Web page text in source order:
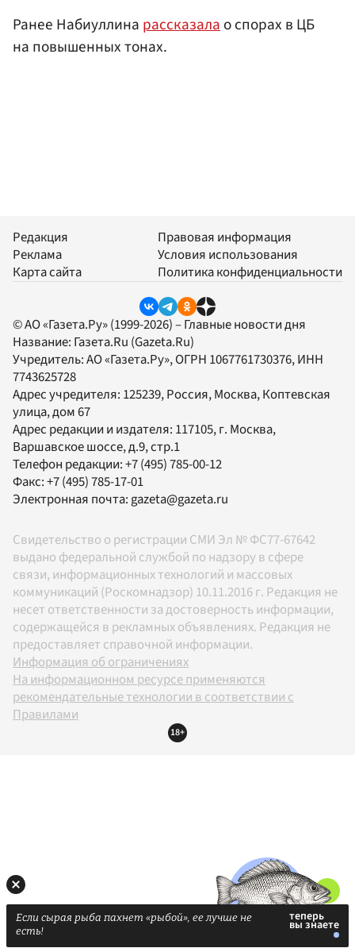
Ранее Набиуллина рассказалао спорах в ЦБ
на повышенных тонах.
Редакция
Реклама
Карта сайта
Правовая информация
Условия использования
Политика конфиденциальности
© АО «Газета.Ру» (1999-2026) – Главные новости дня
Название: Газета.Ru (Gazeta.Ru)
Учредитель:АО «Газета.Ру», ОГРН 1067761730376, ИНН
7743625728
Адрес учредителя: 125239, Россия, Москва, Коптевская
улица, дом 67
Адрес редакции и издателя: 117105, г. Москва,
Варшавское шоссе, д.9, стр.1
Телефон редакции:+7 (495) 785-00-12
Факс:+7 (495) 785-17-01
Электронная почта: gazeta@gazeta.ru
Свидетельство о регистрации СМИ Эл № ФС77-67642
выдано федеральной службой по надзору в сфере
связи, информационных технологий и массовых
коммуникаций (Роскомнадзор) 10.11.2016 г. Редакция не
несет ответственности за достоверность информации,
содержащейся в рекламных объявлениях. Редакция не
предоставляет справочной информации.
Информация об ограничениях
На информационном ресурсе применяются
рекомендательные технологии в соответствии с
Правилами
18+
Если сырая рыба пахнет «рыбой», ее лучше не
есть!